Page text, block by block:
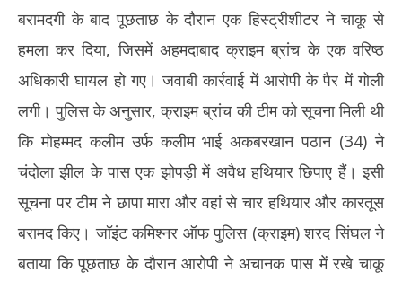
NOW VIEWING
अहमदाबाद : पूछताछ के दौरान हिस्ट्रीशीटर ने पुलिस अधिकारी पर किया चाकू से
हमला, जवाबी कार्रवाई में हुआ घायल
July
2026
बरामदगी के बाद पूछताछ के दौरान एक हिस्ट्रीशीटर ने चाकू से
हमला कर दिया, जिसमें अहमदाबाद क्राइम ब्रांच के एक वरिष्ठ
अधिकारी घायल हो गए। जवाबी कार्रवाई में आरोपी के पैर में गोली
लगी। पुलिस के अनुसार, क्राइम ब्रांच की टीम को सूचना मिली थी
कि मोहम्मद कलीम उर्फ कलीम भाई अकबरखान पठान (34) ने
चंदोला झील के पास एक झोपड़ी में अवैध हथियार छिपाए हैं। इसी
सूचना पर टीम ने छापा मारा और वहां से चार हथियार और कारतूस
बरामद किए। जॉइंट कमिश्नर ऑफ पुलिस (क्राइम) शरद सिंघल ने
बताया कि पूछताछ के दौरान आरोपी ने अचानक पास में रखे चाकू